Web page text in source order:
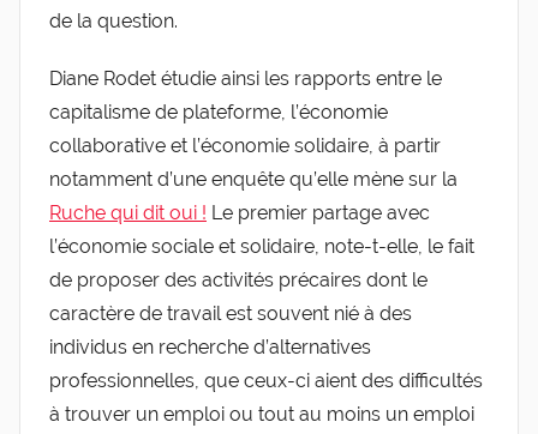
de la question.
Diane Rodet étudie ainsi les rapports entre le
capitalisme de plateforme, l’économie
collaborative et l’économie solidaire, à partir
notamment d’une enquête qu’elle mène sur la
Ruche qui dit oui ! Le premier partage avec
l’économie sociale et solidaire, note-t-elle, le fait
de proposer des activités précaires dont le
caractère de travail est souvent nié à des
individus en recherche d’alternatives
professionnelles, que ceux-ci aient des difficultés
à trouver un emploi ou tout au moins un emploi